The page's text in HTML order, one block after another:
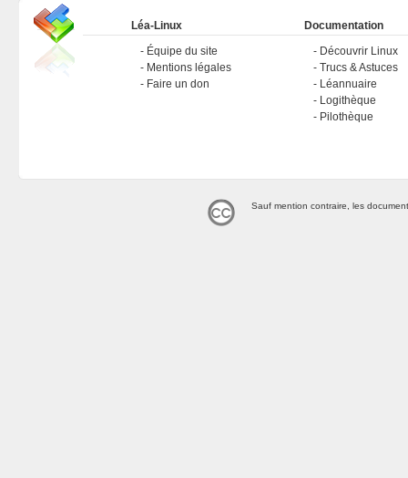
Léa-Linux
Équipe du site
Mentions légales
Faire un don
Documentation
Découvrir Linux
Trucs & Astuces
Léannuaire
Logithèque
Pilothèque
Sauf mention contraire, les